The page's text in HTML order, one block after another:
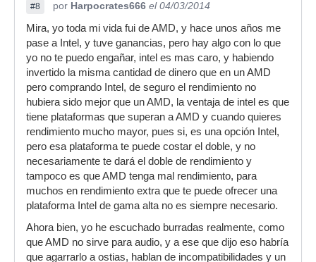
#8 por Harpocrates666 el 04/03/2014
Mira, yo toda mi vida fui de AMD, y hace unos años me
pase a Intel, y tuve ganancias, pero hay algo con lo que
yo no te puedo engañar, intel es mas caro, y habiendo
invertido la misma cantidad de dinero que en un AMD
pero comprando Intel, de seguro el rendimiento no
hubiera sido mejor que un AMD, la ventaja de intel es que
tiene plataformas que superan a AMD y cuando quieres
rendimiento mucho mayor, pues si, es una opción Intel,
pero esa plataforma te puede costar el doble, y no
necesariamente te dará el doble de rendimiento y
tampoco es que AMD tenga mal rendimiento, para
muchos en rendimiento extra que te puede ofrecer una
plataforma Intel de gama alta no es siempre necesario.
Ahora bien, yo he escuchado burradas realmente, como
que AMD no sirve para audio, y a ese que dijo eso habría
que agarrarlo a ostias, hablan de incompatibilidades y un